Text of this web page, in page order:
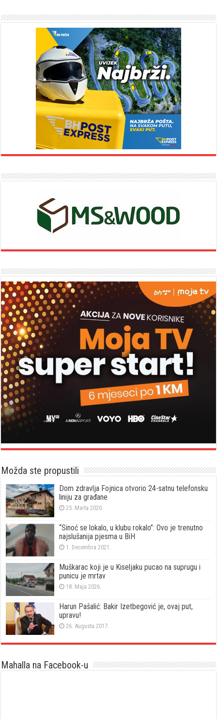
Možda ste propustili
Dom zdravlja Fojnica otvorio 24-satnu telefonsku
liniju za građane
25. Marta 2020.
“Sinoć se lokalo, u klubu rokalo”: Ovo je trenutno
najslušanija pjesma u BiH
1. Decembra 2021.
Muškarac koji je u Kiseljaku pucao na suprugu i
punicu je mrtav
18. Maja 2026.
Harun Pašalić: Bakir Izetbegović je, ovaj put,
upravu!
26. Augusta 2017.
Mahalla na Facebook-u